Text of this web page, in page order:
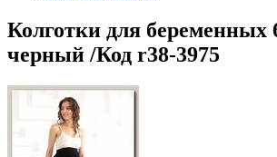
Колготки для беременных
черный /Код r38-3975